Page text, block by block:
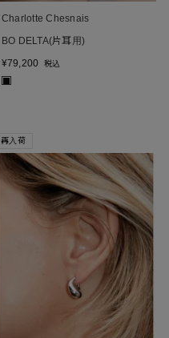
Charlotte Chesnais
BO DELTA(片耳用)
¥79,200 税込
再入荷